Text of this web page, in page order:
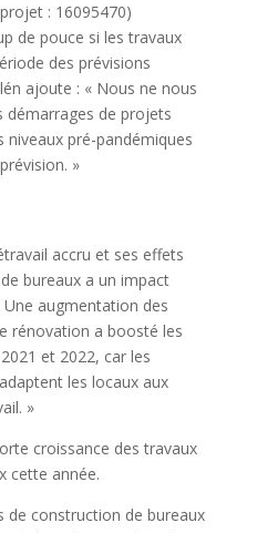
: 16095470)
de pouce si les travaux
des prévisions
ajoute : « Nous ne nous
démarrages de projets
pré-pandémiques
»
accru et ses effets
bureaux a un impact
augmentation des
rénovation a boosté les
et 2022, car les
les locaux aux
»
croissance des travaux
cette année.
de construction de bureaux